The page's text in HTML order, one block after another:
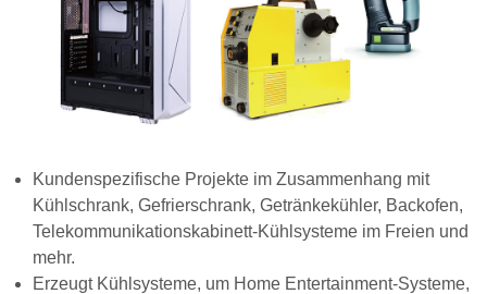
Kundenspezifische Projekte im Zusammenhang mit
Kühlschrank, Gefrierschrank, Getränkekühler, Backofen,
Telekommunikationskabinett-Kühlsysteme im Freien und
mehr.
Erzeugt Kühlsysteme, um Home Entertainment-Systeme,